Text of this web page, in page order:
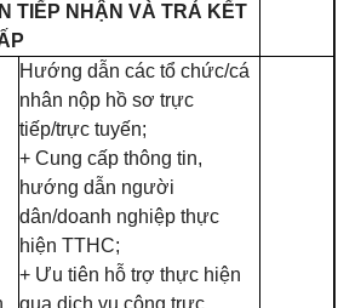
TIẾP NHẬN VÀ TRẢ KẾT
Hướng dẫn các tổ chức/cá
nhân nộp hồ sơ trực
tiếp/trực tuyến;
+ Cung cấp thông tin,
hướng dẫn người
dân/doanh nghiệp thực
hiện TTHC;
+ Ưu tiên hỗ trợ thực hiện